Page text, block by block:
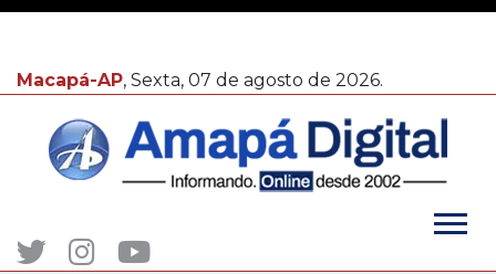
Macapá-AP, Sexta, 07 de agosto de 2026.